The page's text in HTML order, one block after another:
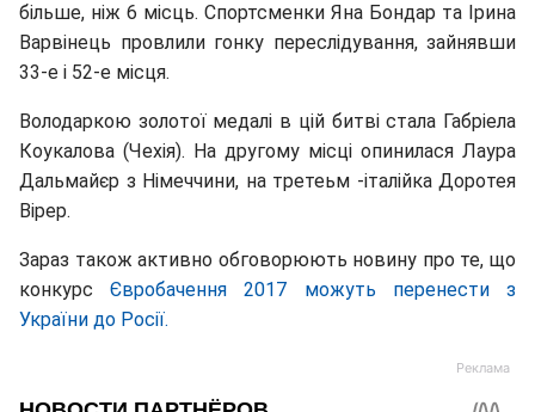
більше, ніж 6 місць. Спортсменки Яна Бондар та Ірина
Варвінець провлили гонку переслідування, зайнявши
33-е і 52-е місця.
Володаркою золотої медалі в цій битві стала Габріела
Коукалова (Чехія). На другому місці опинилася Лаура
Дальмайєр з Німеччини, на третеьм -італійка Доротея
Вірер.
Зараз також активно обговорюють новину про те, що
конкурсЄвробачення 2017 можуть перенести з
України до Росії.